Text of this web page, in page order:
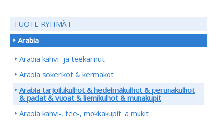
TUOTE RYHMÄT
Arabia
Arabia kahvi- ja teekannut
Arabia sokerikot & kermakot
Arabia tarjoilukulhot & hedelmäkulhot & perunakulhot
& padat & vuoat & liemikulhot & munakupit
Arabia kahvi-, tee-, mokkakupit ja mukit